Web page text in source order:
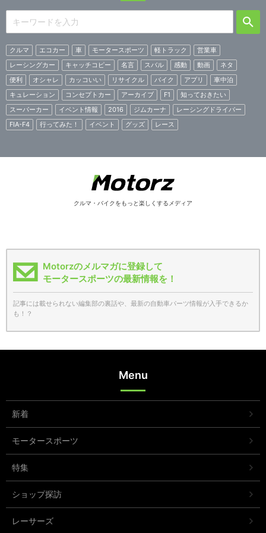
クルマ エコカー 車 モータースポーツ 軽トラック
営業車
レーシングカー
キャッチコピー 名言 スバル 感動 動画
ネタ
便利
オシャレ カッコいい リサイクル バイク アプリ
車中泊
キュレーション
コンセプトカー アーカイブ F1
知っておきたい
スーパーカー
イベント情報 2016 ジムカーナ
レーシングドライバー
FIA-F4
行ってみた！ イベント グッズ レース
クルマ・バイクをもっと楽しくするメディア
Motorzのメルマガに登録して
モータースポーツの最新情報を！
記事には載せられない編集部の裏話や、最新の自動車パーツ情報が入手できるか
も！？
Menu
新着
モータースポーツ
特集
ショップ探訪
レーサーズ